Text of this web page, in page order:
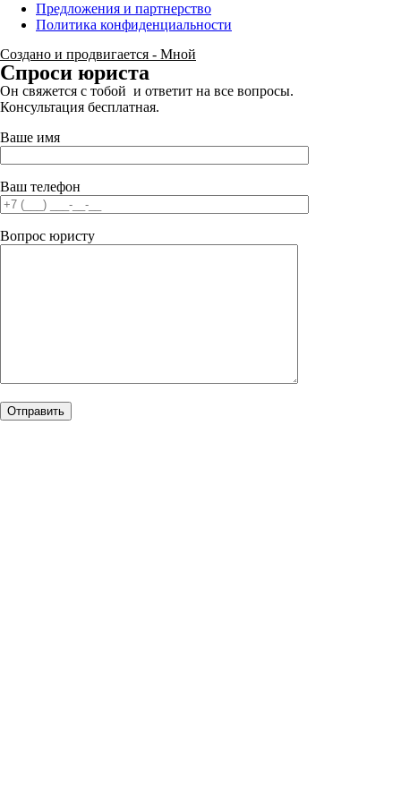
Предложения и партнерство
Политика конфиденциальности
Создано и продвигается - Мной
Спроси юриста
Он свяжется с тобой и ответит на все вопросы.
Консультация бесплатная.
Ваше имя
Ваш телефон
Вопрос юристу